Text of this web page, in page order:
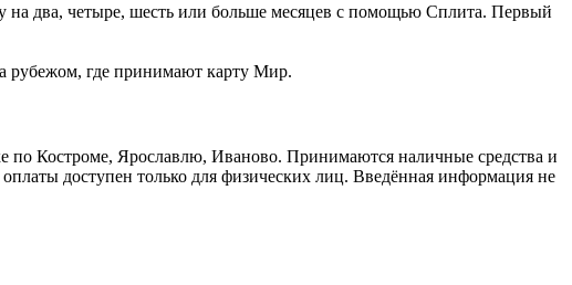
на два, четыре, шесть или больше месяцев с помощью Сплита. Первый
рубежом, где принимают карту Мир.
по Костроме, Ярославлю, Иваново. Принимаются наличные средства и
доступен только для физических лиц. Введённая информация не